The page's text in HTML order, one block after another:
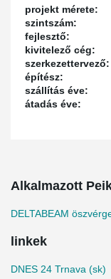
minimum number of
projekt mérete:
szintszám:
fejlesztő:
kivitelező cég:
szerkezettervező:
építész:
szállítás éve:
átadás éve:
Alkalmazott
DELTABEAM
linkek
DNES 24 Trnava (sk)